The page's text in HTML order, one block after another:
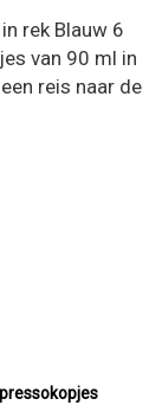
rek Blauw 6
van 90 ml in
reis naar de